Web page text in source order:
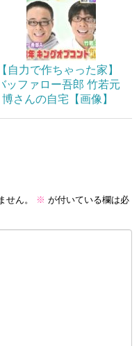
【自力で作ちゃった家】
ッファロー吾郎 竹若元
博さんの自宅【画像】
ん。 ※ が付いている欄は必